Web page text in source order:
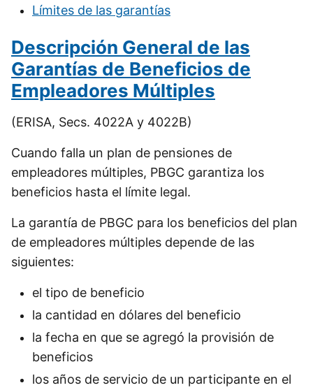
Límites de las garantías
Descripción General de las
Garantías de Beneficios de
Empleadores Múltiples
(ERISA, Secs. 4022A y 4022B)
Cuando falla un plan de pensiones de
empleadores múltiples, PBGC garantiza los
beneficios hasta el límite legal.
La garantía de PBGC para los beneficios del plan
de empleadores múltiples depende de las
siguientes:
el tipo de beneficio
la cantidad en dólares del beneficio
la fecha en que se agregó la provisión de
beneficios
los años de servicio de un participante en el